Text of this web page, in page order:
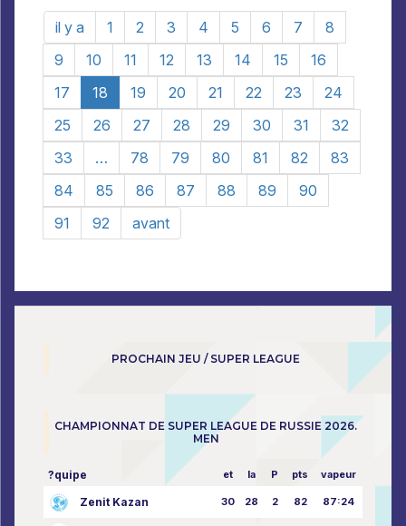
il y a 1 2 3 4 5 6 7
8
9
10 11 12 13 14 15
16
17
18 19 20 21 22 23
24
25
26 27 28 29 30 31
32
33
… 78 79 80 81 82
83
84
85 86 87 88 89
90
91
92 avant
PROCHAIN JEU / SUPER LEAGUE
CHAMPIONNAT DE SUPER LEAGUE DE RUSSIE 2026.
MEN
?quipe et la P pts vapeur
Zenit Kazan 30 28 2 82 87:24